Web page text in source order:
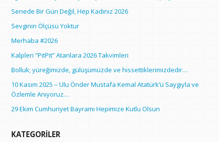
Senede Bir Gün Değil, Hep Kadınız 2026
Sevginin Ölçüsü Yoktur
Merhaba #2026
Kalpleri “PitPit” Atanlara 2026 Takvimleri
Bolluk; yüreğimizde, gülüşümüzde ve hissettiklerimizdedir…
10 Kasım 2025 – Ulu Önder Mustafa Kemal Atatürk’ü Saygıyla ve
Özlemle Anıyoruz…
29 Ekim Cumhuriyet Bayramı Hepimize Kutlu Olsun
KATEGORILER